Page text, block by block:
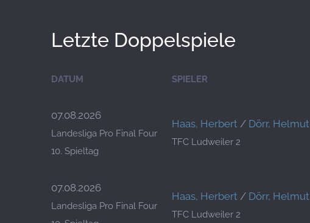
Letzte Doppelspiele
DATUM SPIELER
07.08.2026
Landesliga Pro Final Four
10. Spieltag
Haas, Herbert / Dörr, Helmut
TFC Ludweiler 2
07.08.2026
Landesliga Pro Final Four
Haas, Herbert / Dörr, Helmut
TFC Ludweiler 2